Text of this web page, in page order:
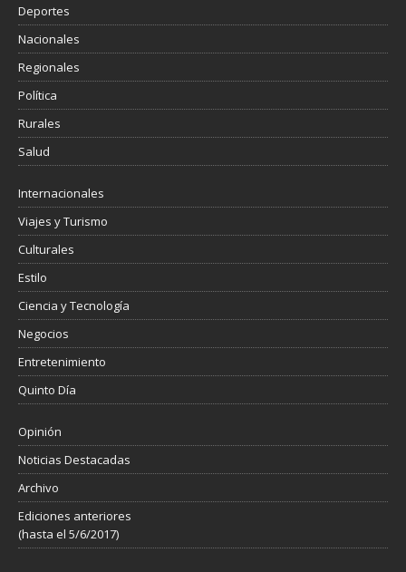
Deportes
Nacionales
Regionales
Política
Rurales
Salud
Internacionales
Viajes y Turismo
Culturales
Estilo
Ciencia y Tecnología
Negocios
Entretenimiento
Quinto Día
Opinión
Noticias Destacadas
Archivo
Ediciones anteriores
(hasta el 5/6/2017)